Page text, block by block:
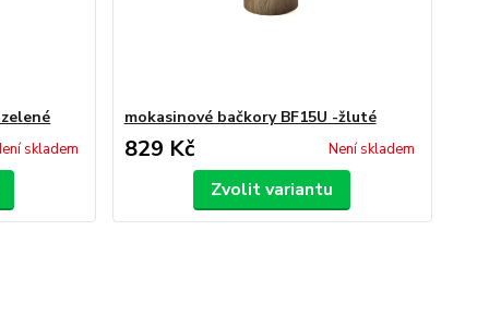
skladem
mokasinové bačkory BF15U -žluté
829 Kč Není skladem
Zvolit variantu